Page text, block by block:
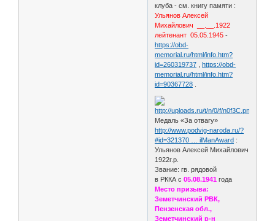
клуба - см. книгу памяти :
Ульянов Алексей
Михайлович __.__.1922
лейтенант 05.05.1945 -
https://obd-
memorial.ru/html/info.htm?
id=260319737 ,https://obd-
memorial.ru/html/info.htm?
id=90367728
Медаль «За отвагу»
http://www.podvig-naroda.ru/?
#id=321370 … ilManAward :
Ульянов Алексей Михайлович
1922г.р.
Звание: гв. рядовой
в РККА с05.08.1941 года
Место призыва:
Земетчинский РВК,
Пензенская обл.,
Земетчинский р-н